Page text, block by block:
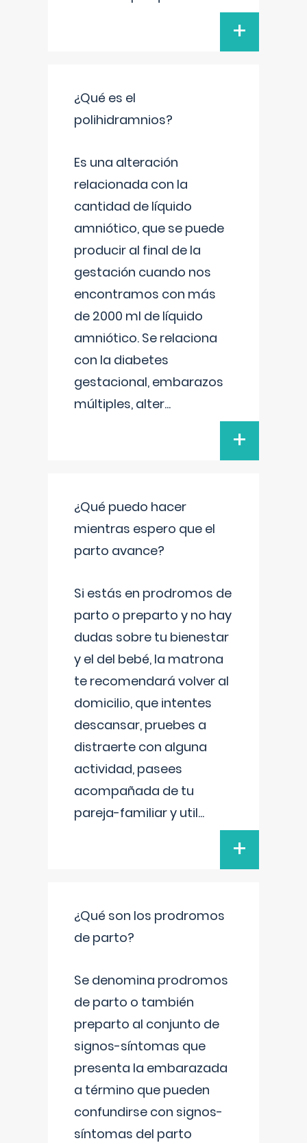
+
¿Qué es el
polihidramnios?
Es una alteración
relacionada con la
cantidad de líquido
amniótico, que se puede
producir al final de la
gestación cuando nos
encontramos con más
de 2000 ml de líquido
amniótico. Se relaciona
con la diabetes
gestacional, embarazos
múltiples, alter...
+
¿Qué puedo hacer
mientras espero que el
parto avance?
Si estás en prodromos de
parto o preparto y no hay
dudas sobre tu bienestar
y el del bebé, la matrona
te recomendará volver al
domicilio, que intentes
descansar, pruebes a
distraerte con alguna
actividad, pasees
acompañada de tu
pareja-familiar y util...
+
¿Qué son los prodromos
de parto?
Se denomina prodromos
de parto o también
preparto al conjunto de
signos-síntomas que
presenta la embarazada
a término que pueden
confundirse con signos-
síntomas del parto